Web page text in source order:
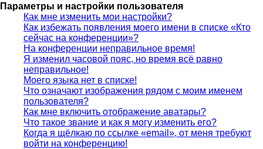
Параметры и настройки пользователя
Как мне изменить мои настройки?
Как избежать появления моего имени в списке «Кто
сейчас на конференции»?
На конференции неправильное время!
Я изменил часовой пояс, но время всё равно
неправильное!
Моего языка нет в списке!
Что означают изображения рядом с моим именем
пользователя?
Как мне включить отображение аватары?
Что такое звание и как я могу изменить его?
Когда я щёлкаю по ссылке «email», от меня требуют
войти на конференцию!